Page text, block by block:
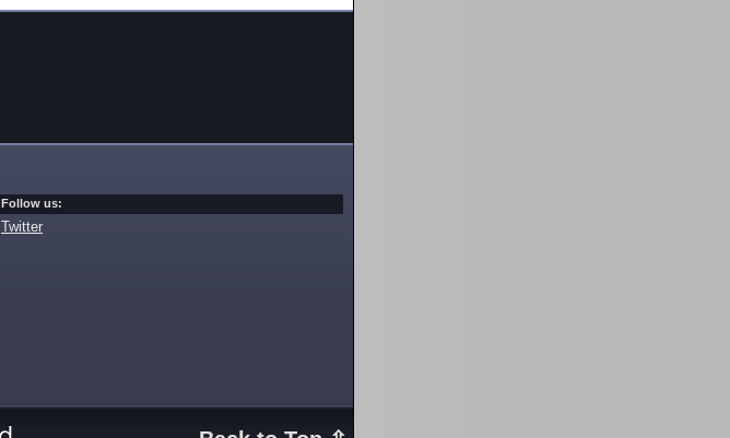
Follow us:
Twitter